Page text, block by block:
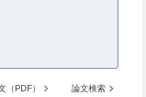
（PDF） 論文検索